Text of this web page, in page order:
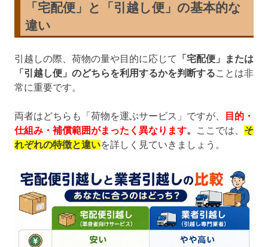
「宅配便」と「引越し便」の基本的な
違い
引越しの際、荷物の量や目的に応じて
「宅配便」または
「引越し便」のどちらを利用するかを判断することは非
常に重要です。
両者はどちらも「荷物を運ぶサービス」ですが、
目的・
仕組み・補償範囲がまったく異なります。 ここでは、 そ
れぞれの特徴と違いを詳しく見ていきましょう。